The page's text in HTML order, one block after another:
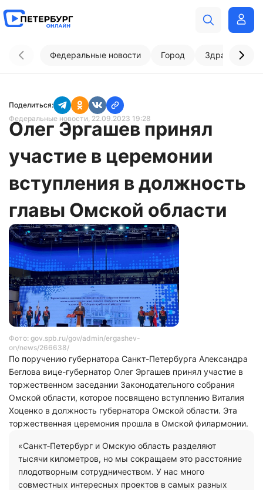
Федеральные новости Город
Поделиться:
Федеральные новости, 22.09.2023 19:28
Олег Эргашев принял
участие в церемонии
вступления в должность
главы Омской области
Фото: gov.spb.ru/gov/admin/ergashev-
on/news/266638/
По поручению губернатора Санкт-Петербурга Александра
Беглова вице-губернатор Олег Эргашев принял участие в
торжественном заседании Законодательного собрания
Омской области, которое посвящено вступлению Виталия
Хоценко в должность губернатора Омской области. Эта
торжественная церемония прошла в Омской филармонии.
«Санкт‑Петербург и Омскую область разделяют
тысячи километров, но мы сокращаем это расстояние
плодотворным сотрудничеством. У нас много
совместных интересных проектов в самых разных